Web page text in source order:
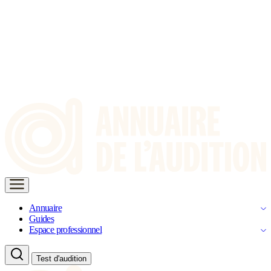
Annuaire
Guides
Espace professionnel
Test d'audition